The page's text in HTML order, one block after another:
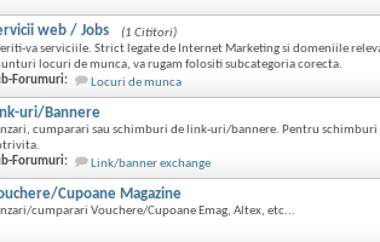
web / Jobs
(1 Cititori)
va serviciile. Strict legate de Internet Marketing si domeniile
locuri de munca, va rugam folositi subcategoria corecta.
Forumuri:
Locuri de munca
uri/Bannere
cumparari sau schimburi de link-uri/bannere. Pentru
Forumuri:
Link/banner exchange
Cupoane Magazine
cumparari Vouchere/Cupoane Emag, Altex, etc...